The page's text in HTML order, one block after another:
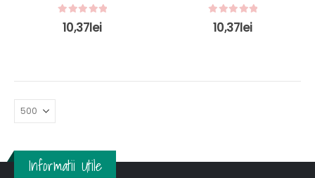
out of 5
10,37lei out of 5
10,37lei
Informatii Utile